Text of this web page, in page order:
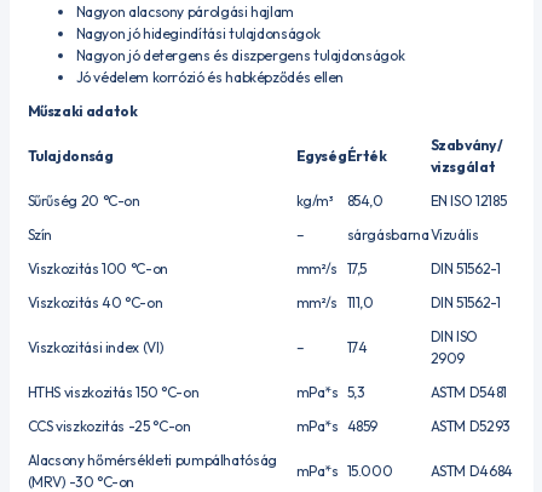
Nagyon alacsony párolgási hajlam
Nagyon jó hidegindítási tulajdonságok
Nagyon jó detergens és diszpergens tulajdonságok
Jó védelem korrózió és habképződés ellen
Műszaki adatok
Tulajdonság EgységÉrték
Szabvány /
vizsgálat
Sűrűség 20 °C-on
kg/m³ 854,0
EN ISO 12185
Szín
– sárgásbarnaVizuális
Viszkozitás 100 °C-on
mm²/s 17,5
DIN 51562-1
Viszkozitás 40 °C-on
mm²/s 111,0 DIN 51562-1
Viszkozitási index (VI) – 174
DIN ISO
2909
HTHS viszkozitás 150 °C-on
mPa*s 5,3
ASTM D5481
CCS viszkozitás -25 °C-on
mPa*s 4859
ASTM D5293
Alacsony hőmérsékleti pumpálhatóság
(MRV) -30 °C-on
mPa*s 15.000 ASTM D4684